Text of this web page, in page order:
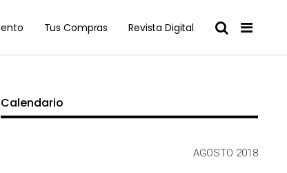
Tus Compras Revista Digital
Calendario
AGOSTO 2018